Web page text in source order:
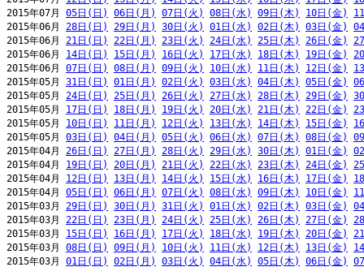
2015年07月 05日(日) 06日(月) 07日(火) 08日(水) 09日(木) 10日(金)
2015年06月 28日(日) 29日(月) 30日(火) 01日(水) 02日(木) 03日(金)
2015年06月 21日(日) 22日(月) 23日(火) 24日(水) 25日(木) 26日(金)
2015年06月 14日(日) 15日(月) 16日(火) 17日(水) 18日(木) 19日(金)
2015年06月 07日(日) 08日(月) 09日(火) 10日(水) 11日(木) 12日(金)
2015年05月 31日(日) 01日(月) 02日(火) 03日(水) 04日(木) 05日(金)
2015年05月 24日(日) 25日(月) 26日(火) 27日(水) 28日(木) 29日(金)
2015年05月 17日(日) 18日(月) 19日(火) 20日(水) 21日(木) 22日(金)
2015年05月 10日(日) 11日(月) 12日(火) 13日(水) 14日(木) 15日(金)
2015年05月 03日(日) 04日(月) 05日(火) 06日(水) 07日(木) 08日(金)
2015年04月 26日(日) 27日(月) 28日(火) 29日(水) 30日(木) 01日(金)
2015年04月 19日(日) 20日(月) 21日(火) 22日(水) 23日(木) 24日(金)
2015年04月 12日(日) 13日(月) 14日(火) 15日(水) 16日(木) 17日(金)
2015年04月 05日(日) 06日(月) 07日(火) 08日(水) 09日(木) 10日(金)
2015年03月 29日(日) 30日(月) 31日(火) 01日(水) 02日(木) 03日(金)
2015年03月 22日(日) 23日(月) 24日(火) 25日(水) 26日(木) 27日(金)
2015年03月 15日(日) 16日(月) 17日(火) 18日(水) 19日(木) 20日(金)
2015年03月 08日(日) 09日(月) 10日(火) 11日(水) 12日(木) 13日(金)
2015年03月 01日(日) 02日(月) 03日(火) 04日(水) 05日(木) 06日(金)